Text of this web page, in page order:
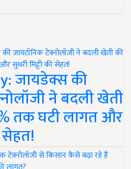
जायडेक्स की
ने बदली खेती
तक घटी लागत और
सेहत!